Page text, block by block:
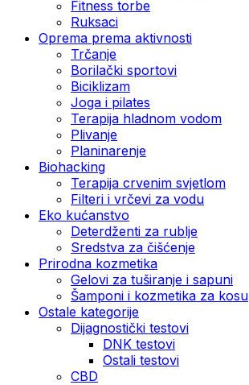
Fitness torbe
Ruksaci
Oprema prema aktivnosti
Trčanje
Borilački sportovi
Biciklizam
Joga i pilates
Terapija hladnom vodom
Plivanje
Planinarenje
Biohacking
Terapija crvenim svjetlom
Filteri i vrčevi za vodu
Eko kućanstvo
Deterdženti za rublje
Sredstva za čišćenje
Prirodna kozmetika
Gelovi za tuširanje i sapuni
Šamponi i kozmetika za kosu
Ostale kategorije
Dijagnostički testovi
DNK testovi
Ostali testovi
CBD